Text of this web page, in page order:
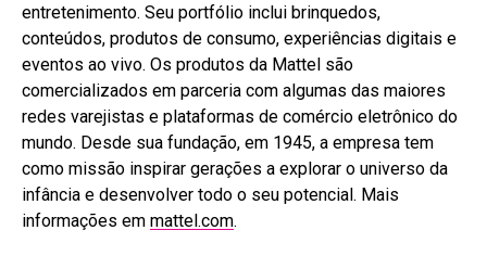
entretenimento. Seu portfólio inclui brinquedos,
conteúdos, produtos de consumo, experiências digitais e
eventos ao vivo. Os produtos da Mattel são
comercializados em parceria com algumas das maiores
redes varejistas e plataformas de comércio eletrônico do
mundo. Desde sua fundação, em 1945, a empresa tem
como missão inspirar gerações a explorar o universo da
infância e desenvolver todo o seu potencial. Mais
informações em mattel.com.